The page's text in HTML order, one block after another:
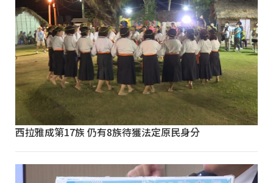
西拉雅成第17族 仍有8族待獲法定原民身分